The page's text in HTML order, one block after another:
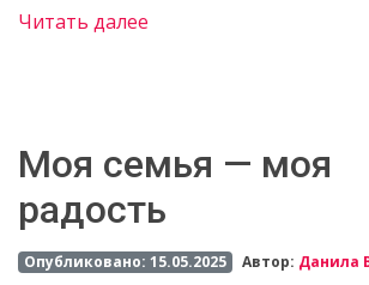
Читать далее
Моя семья — моя
радость
Опубликовано: 15.05.2025 Автор: Данила